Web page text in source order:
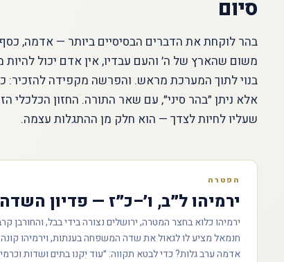
סיום
בהר לוקחת את הדברים הבסיסיים ביותר — אדמה,
משום שהארץ של ה׳ והעם עבדיו, אין אדם יכול
בנוי לתוך המערכת מראש. והפרשה מקפידה להזכיר:
אלא ניתן ״בהר סיני״, עם שאר התורה. החזון הכלכלי
שעליו לחיות לצדך — הוא חלק מן ההתגלות עצמה.
הפטרה
ירמיהו ל״ב, ו׳–כ״ז — פדיון
ירמיהו כלוא בחצר המטרה, ירושלים נצורה בידי בבל, והחורבן
חנמאל מציע לו לגאול את שדה המשפחה בענתות, וירמיהו
אדמה ערב גלות? כדי לבטא תקווה: ״עוד יִקנו בתים ושדות